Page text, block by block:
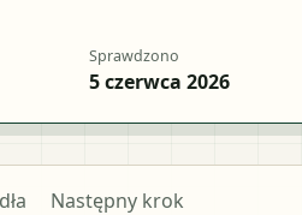
Sprawdzono
5 czerwca 2026
Następny krok